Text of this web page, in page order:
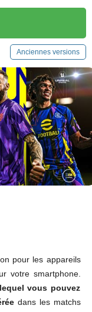
Anciennes versions
pour les appareils
votre smartphone.
vous pouvez
dans les matchs